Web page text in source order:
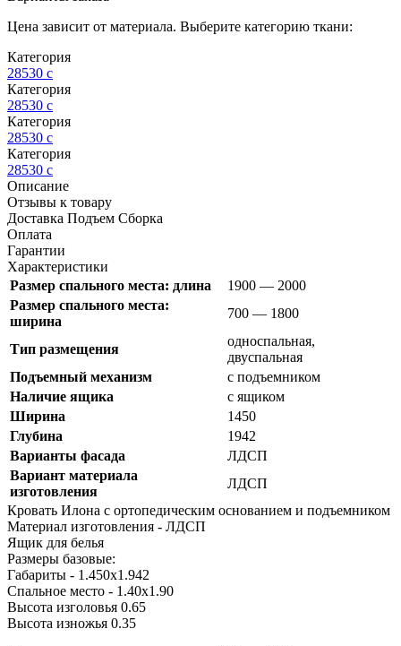
Цена зависит от материала. Выберите категорию ткани:
Категория
28530 c
Категория
28530 c
Категория
28530 c
Категория
28530 c
Описание
Отзывы к товару
Доставка Подъем Сборка
Оплата
Гарантии
Характеристики
Размер спального места: длина
1900 — 2000
Размер спального места:
ширина
700 — 1800
Тип размещения
односпальная,
двуспальная
Подъемный механизм
с подъемником
Наличие ящика
с ящиком
Ширина
1450
Глубина
1942
Варианты фасада
ЛДСП
Вариант материала
изготовления
ЛДСП
Кровать Илона с ортопедическим основанием и подъемником
Материал изготовления - ЛДСП
Ящик для белья
Размеры базовые:
Габариты - 1.450х1.942
Спальное место - 1.40х1.90
Высота изголовья 0.65
Высота изножья 0.35